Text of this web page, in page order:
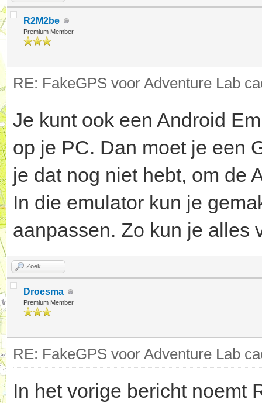
R2M2be
Premium Member
RE: FakeGPS voor Adventure Lab
Je kunt ook een Android
op je PC. Dan moet je een
je dat nog niet hebt, om de
In die emulator kun je
aanpassen. Zo kun je alles
Zoek
Droesma
Premium Member
RE: FakeGPS voor Adventure Lab
In het vorige bericht noemt